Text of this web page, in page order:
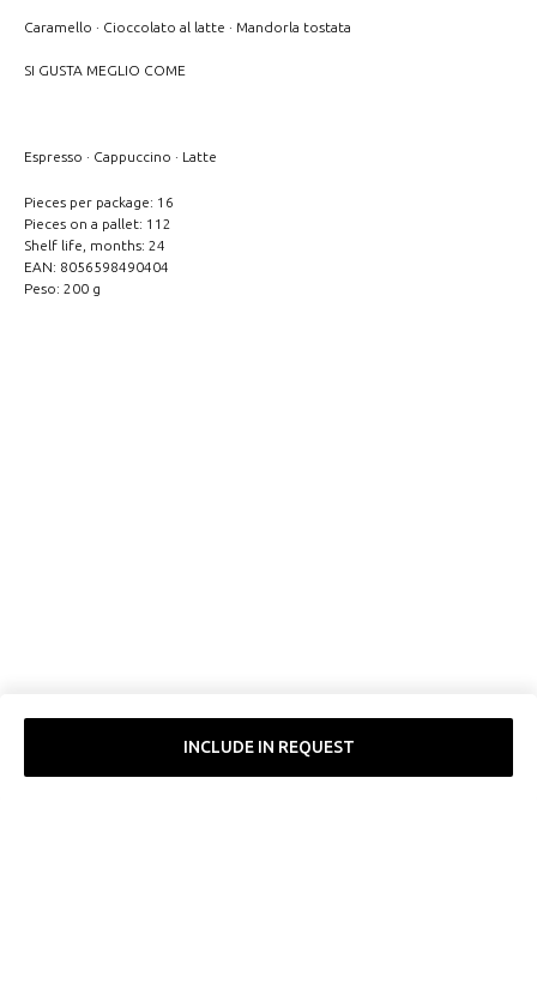
INCLUDE IN REQUEST
Caramello · Cioccolato al latte · Mandorla tostata
SI GUSTA MEGLIO COME
Espresso · Cappuccino · Latte
Pieces per package: 16
Pieces on a pallet: 112
Shelf life, months: 24
EAN: 8056598490404
Peso: 200 g